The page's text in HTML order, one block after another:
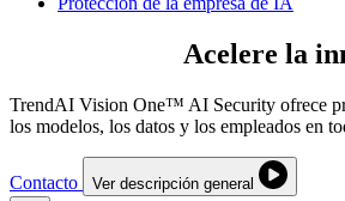
Acelere la
TrendAI Vision One™ AI Security ofrece
los modelos, los datos y los empleados en
Contacto Ver descripción general